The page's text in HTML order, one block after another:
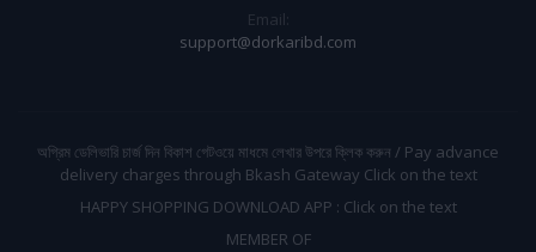
Email:
support@dorkaribd.com
অগ্রিম ডেলিভারি চার্জ দিন বিকাশ গেটওয়ে মাধমে লেখার উপরে ক্লিক করুন / Pay advance
delivery charges through Bkash Gateway Click on the text
HAPPY SHOPPING DOWNLOAD APP : Click on the text
MEMBER OF